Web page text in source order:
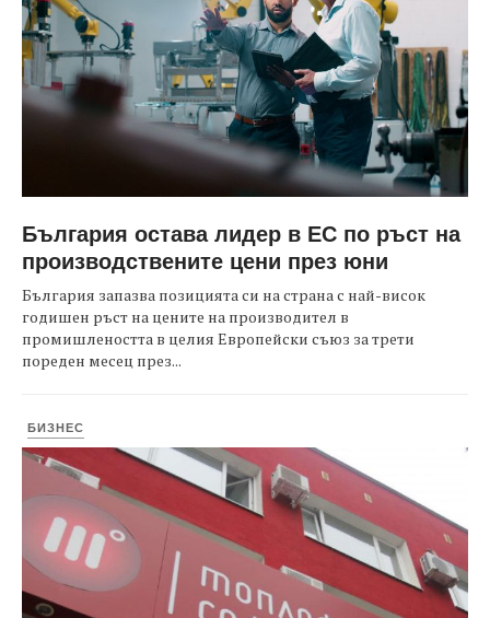
България остава лидер в ЕС по ръст на
производствените цени през юни
България запазва позицията си на страна с най-висок
годишен ръст на цените на производител в
промишлеността в целия Европейски съюз за трети
пореден месец през...
БИЗНЕС